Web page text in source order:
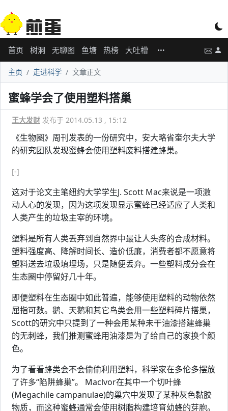
首页 树洞 无聊图 鱼塘 热榜 大吐槽
主页 走进科学 文章正文
蜜蜂学会了使用塑料搭巢
王大发财 发布于 2014.05.13 , 15:12
《生物圈》周刊发表的一份研究中，安大略省奎尔夫大学
的研究团队发现蜜蜂会使用塑料废料搭建蜂巢。
[-]
这对于论文主笔纽约大学学生J. Scott Mac来说是一项激
动人心的发现，因为这项发现显示蜜蜂已经适应了人类和
人类产生的垃圾主宰的环境。
塑料是所有人类丢弃到自然界中最让人头疼的合成材料。
塑料强度高、降解时间长、造价低廉，消费者都不愿意将
塑料送去垃圾填埋场，只是随便丢弃。一些塑料成分会在
生态圈中停留好几十年。
即便塑料在生态圈中如此普遍，能够使用塑料的动物依然
屈指可数。鹅、天鹅和其它鸟类会用一些塑料碎片搭巢，
Scott的研究中只提到了一种会用某种未干油漆搭建蜂巢
的无刺蜂，我们推测蜜蜂用油漆是为了给自己的家换个颜
色。
为了看看蜂类会不会偷偷利用塑料，科学家在多伦多摆放
了许多“陷阱蜂巢”。 Maclvor在其中一个切叶蜂
(Megachile campanulae)的巢穴中发现了某种灰色黏胶
物质，而这种蜜蜂通常会使用树脂构建培育幼蜂的芽胞。